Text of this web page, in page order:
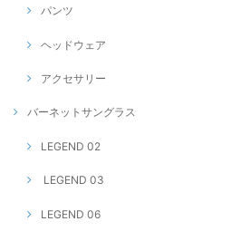
パンツ
ヘッドウェア
アクセサリー
バーネットサングラス
LEGEND 02
LEGEND 03
LEGEND 06